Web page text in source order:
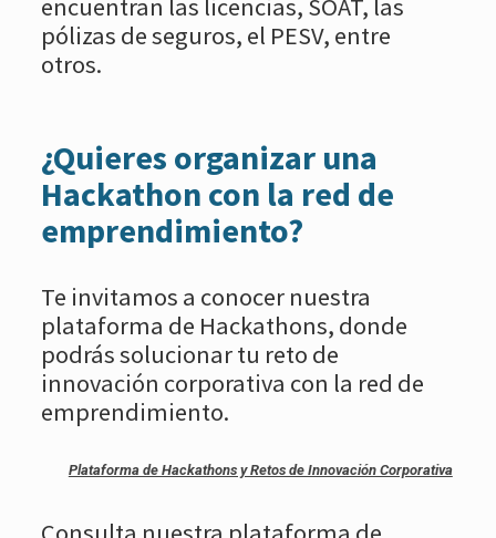
encuentran las licencias, SOAT, las
pólizas de seguros, el PESV, entre
otros.
¿Quieres organizar una
Hackathon con la red de
emprendimiento?
Te invitamos a conocer nuestra
plataforma de Hackathons, donde
podrás solucionar tu reto de
innovación corporativa con la red de
emprendimiento.
Plataforma de Hackathons y Retos de Innovación Corporativa